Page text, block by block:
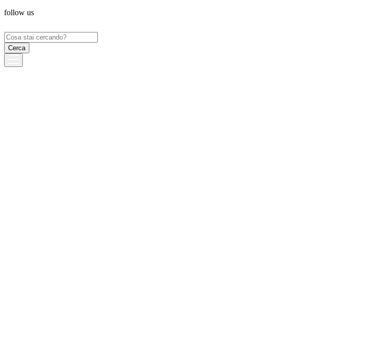
follow us
Ricerca
per: